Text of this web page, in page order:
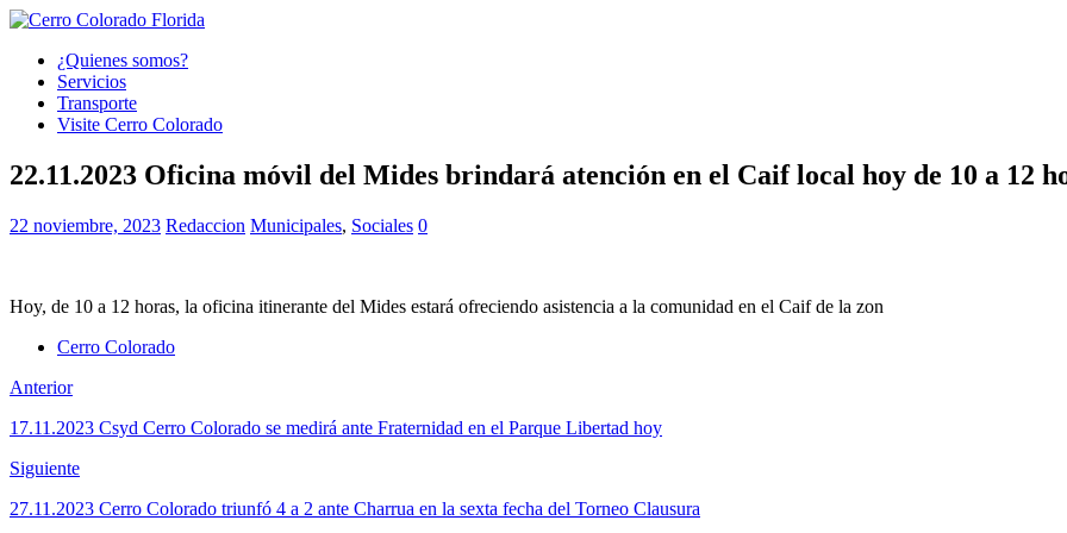
¿Quienes somos?
Servicios
Transporte
Visite Cerro Colorado
22.11.2023 Oficina móvil del Mides brindará atención en el Caif local hoy de 10 a 12
22 noviembre, 2023 Redaccion Municipales, Sociales 0
Hoy, de 10 a 12 horas, la oficina itinerante del Mides estará ofreciendo asistencia a la comunidad en el Caif de la zon
Cerro Colorado
Anterior
17.11.2023 Csyd Cerro Colorado se medirá ante Fraternidad en el Parque Libertad hoy
Siguiente
27.11.2023 Cerro Colorado triunfó 4 a 2 ante Charrua en la sexta fecha del Torneo Clausura